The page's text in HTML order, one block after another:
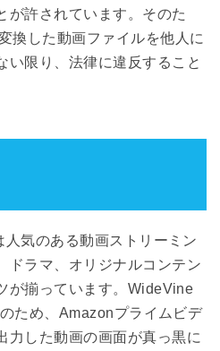
が許されています。そのた
換した動画ファイルを他人に
い限り、法律に違反すること
気のある動画ストリーミン
ドラマ、オリジナルコンテン
が揃っています。WideVine
ため、Amazonプライムビデ
力した動画の画面が真っ黒に